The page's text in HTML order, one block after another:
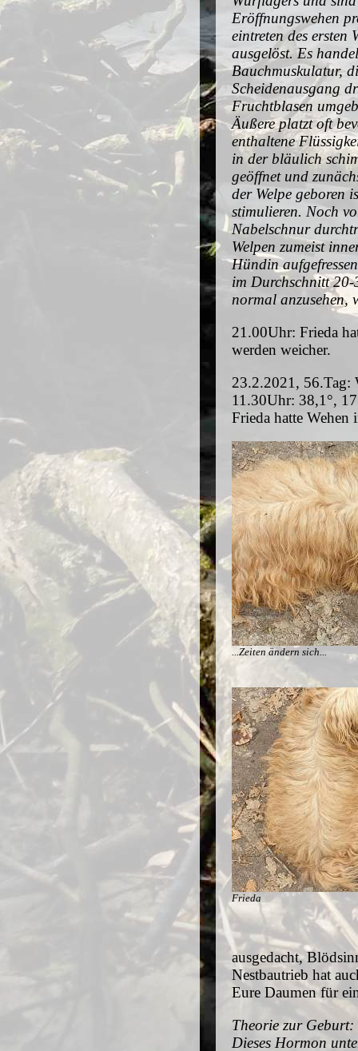
Eröffnungswehen
eintreten des ersten
ausgelöst. Es
Bauchmuskulatur,
Scheidenausgang
Fruchtblasen
Äußere platzt oft
enthaltene
in der bläulich
geöffnet und
der Welpe geboren
stimulieren. Noch
Nabelschnur
Welpen zumeist
Hündin
im Durchschnitt
normal anzusehen,
21.00Uhr: Frieda
werden weicher.
23.2.2021, 56.Tag:
11.30Uhr: 38,1°,
Frieda hatte Wehen
...Zeiten ändern sich...
Frieda
ausgedacht,
Nestbautrieb hat
Eure Daumen für
Theorie zur
Dieses Hormon